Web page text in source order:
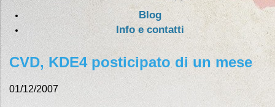
Blog
Info e contatti
CVD, KDE4 posticipato di un mese
01/12/2007